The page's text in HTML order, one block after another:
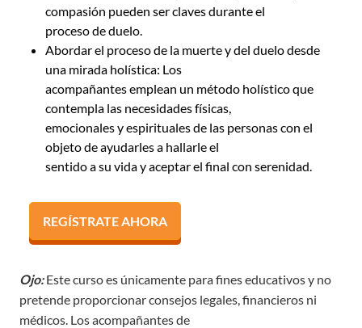
compasión pueden ser claves durante el
proceso de duelo.
Abordar el proceso de la muerte y del duelo desde
una mirada holística: Los
acompañantes emplean un método holístico que
contempla las necesidades físicas,
emocionales y espirituales de las personas con el
objeto de ayudarles a hallarle el
sentido a su vida y aceptar el final con serenidad.
REGÍSTRATE AHORA
Ojo:Este curso es únicamente para fines educativos y no
pretende proporcionar consejos legales, financieros ni
médicos. Los acompañantes de